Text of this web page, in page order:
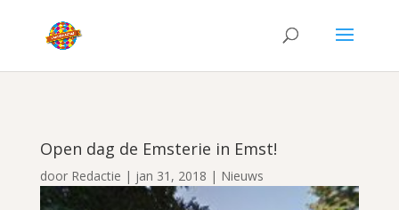
Open dag de Emsterie in Emst!
door Redactie | jan 31, 2018 | Nieuws